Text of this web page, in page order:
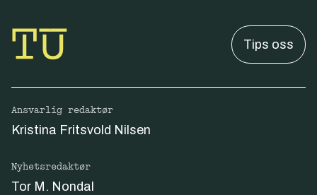
Tips oss
Ansvarlig redaktør
Kristina Fritsvold Nilsen
Nyhetsredaktør
Tor M. Nondal